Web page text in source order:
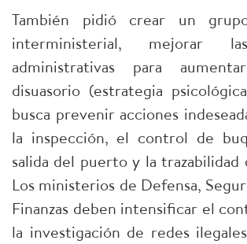
También pidió crear un
interministerial, mejorar
administrativas para
disuasorio (estrategia
busca prevenir acciones
la inspección, el control de
salida del puerto y la trazabilidad
Los ministerios de Defensa,
Finanzas deben intensificar el
la investigación de redes